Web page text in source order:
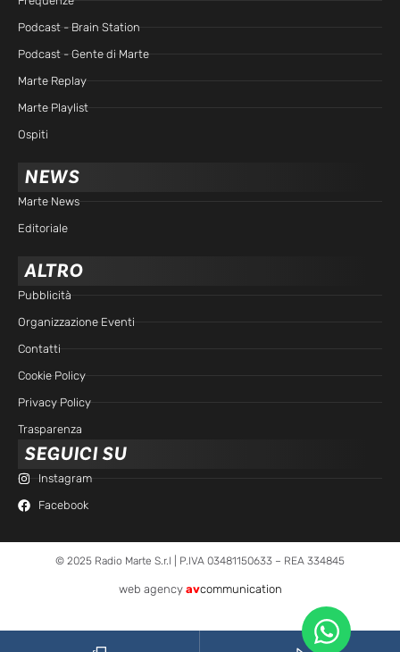
Podcast - Brain Station
Podcast - Gente di Marte
Marte Replay
Marte Playlist
Ospiti
NEWS
Marte News
Editoriale
ALTRO
Pubblicità
Organizzazione Eventi
Contatti
Cookie Policy
Privacy Policy
Trasparenza
SEGUICI SU
Instagram
Facebook
© 2025 Radio Marte S.r.l | P.IVA 03481150633 – REA 334845
web agency avcommunication